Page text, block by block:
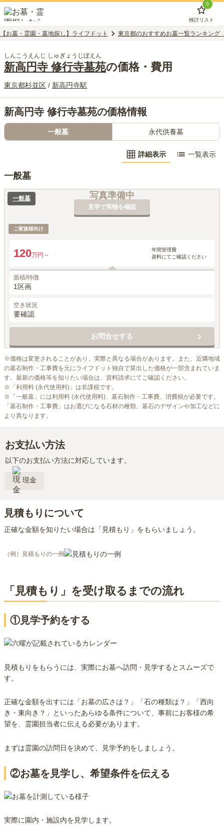
0
検討リスト
【お墓・霊園・墓地探し】ライフドット 東京都のおすすめお墓一覧ランキング
しんこうえんじ しゅぎょうじぼえん
新高円寺 修行寺墓苑の価格・費用
東京都杉並区 / 新高円寺駅
新高円寺 修行寺墓苑の価格情報
一般墓 永代供養墓
詳細表示 一覧表示
一般墓
写真準備中
見学で実物を確認
一般墓
ご家族様向け
120万円～
年間管理費
資料にてご確認ください
面積/特徴
1区画
空き状況
要確認
お問合せする
※価格は変更されることがあり、実際と異なる場合があります。また、近隣地域
の墓石制作・工事費を元にライフドット独自で算出した価格が一部含まれていま
す。最新の価格等を知りたい場合は、資料請求にてご確認ください。
※「利用料 (永代使用料)」は非課税です。
※「一般墓」には利用料 (永代使用料)、墓石制作・工事費、消費税が必要です。
「墓石制作・工事費」はお選びになる石材の種類、墓石のデザインや加工などに
より異なります。
お支払い方法
以下のお支払い方法に対応しています。
現金
見積もりについて
正確な金額を知りたい場合は「見積もり」をもらいましょう。
（例）見積もりの一例
「見積もり」を受け取るまでの流れ
①見学予約をする
見積もりをもらうには、実際にお墓へ訪問・見学するとスムーズで
す。
正確な金額を出すには「お墓の広さは？」「石の種類は？」「西向
き・東向き？」といったあらゆる条件について、事前にお客様の希
望を、霊園担当者に伝える必要があります。
まずは霊園の訪問日を決めて、見学予約をしましょう。
②お墓を見学し、希望条件を伝える
実際に園内・施設内を見学します。